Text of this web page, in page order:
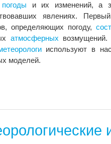
погоды и их изменений, а
явлениях.
определяющих погоду,
атмосферных
используют в
моделей.